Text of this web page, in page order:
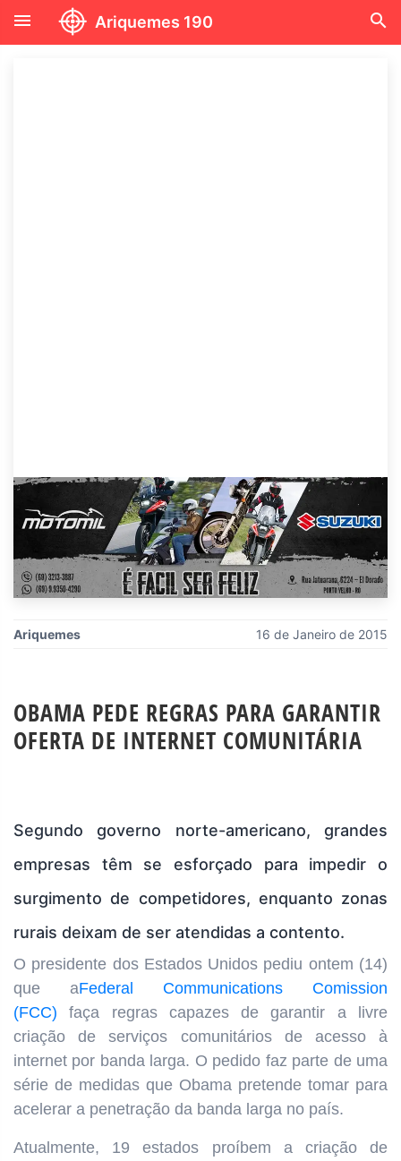
menu Ariquemes 190 search
Ariquemes 16 de Janeiro de 2015
OBAMA PEDE REGRAS PARA GARANTIR
OFERTA DE INTERNET COMUNITÁRIA
Segundo governo norte-americano, grandes
empresas têm se esforçado para impedir o
surgimento de competidores, enquanto zonas
rurais deixam de ser atendidas a contento.
O presidente dos Estados Unidos pediu ontem (14)
que aFederal Communications Comission
(FCC) faça regras capazes de garantir a livre
criação de serviços comunitários de acesso à
internet por banda larga. O pedido faz parte de uma
série de medidas que Obama pretende tomar para
acelerar a penetração da banda larga no país.
Atualmente, 19 estados proíbem a criação de